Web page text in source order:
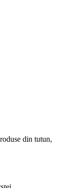
din tutun,